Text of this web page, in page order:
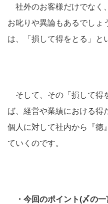
社外のお客様だけでなく
お叱りや異論もあるでしょ
は、「損して得をとる」と
そして、その「損して得
ば、経営や業績における得
個人に対して社内から『徳
ていくのです。
・今回のポイント(〆の一